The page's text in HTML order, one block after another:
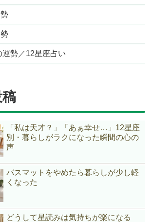
運勢／12星座占い
「私は天才？」「あぁ幸せ…」12星座
別・暮らしがラクになった瞬間の心の
声
バスマットをやめたら暮らしが少し軽
くなった
どうして星読みは気持ちが楽になる